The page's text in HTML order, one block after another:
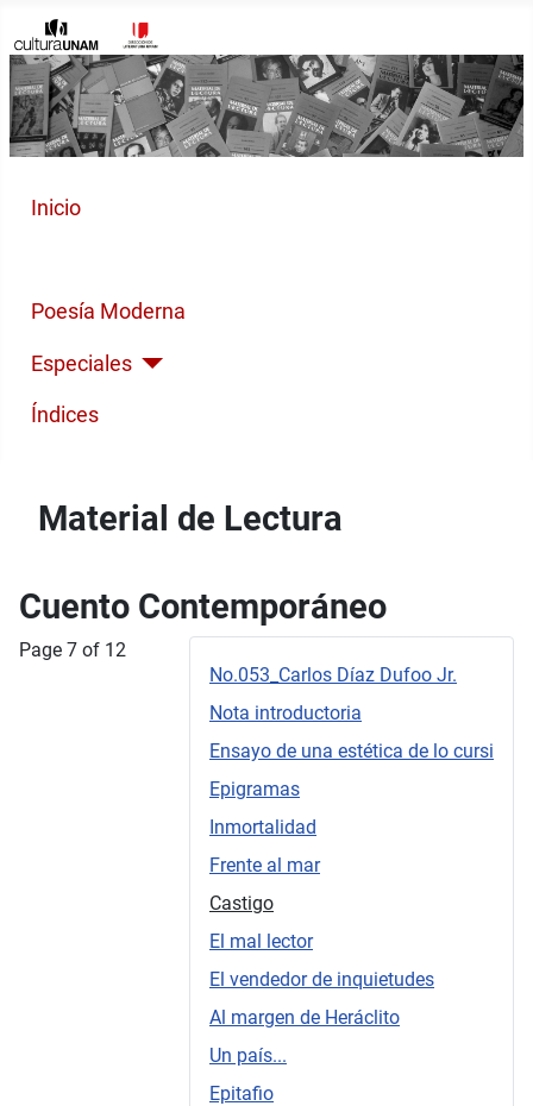
Inicio
Poesía Moderna
Especiales
Índices
Material de Lectura
Cuento Contemporáneo
No.053_Carlos Díaz Dufoo Jr.
Nota introductoria
Ensayo de una estética de lo cursi
Epigramas
Inmortalidad
Frente al mar
Castigo
El mal lector
El vendedor de inquietudes
Al margen de Heráclito
Un país...
Epitafio
Page 7 of 12